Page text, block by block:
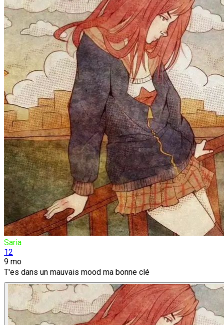
Saria
12
9 mo
T'es dans un mauvais mood ma bonne clé